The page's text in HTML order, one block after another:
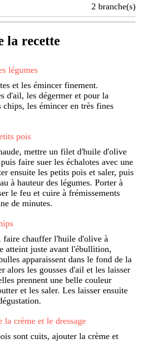
2 branche(s)
la recette
légumes
et les émincer finement.
d'ail, les dégermer et pour la
chips, les émincer en très fines
pois
mettre un filet d'huile d'olive
faire suer les échalotes avec une
ensuite les petits pois et saler, puis
à hauteur des légumes. Porter à
le feu et cuire à frémissements
de minutes.
faire chauffer l'huile d'olive à
atteint juste avant l'ébullition,
apparaissent dans le fond de la
alors les gousses d'ail et les laisser
prennent une belle couleur
et les saler. Les laisser ensuite
la crème et le dressage
sont cuits, ajouter la crème et